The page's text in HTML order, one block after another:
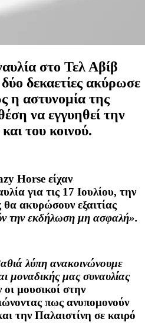
στο Τελ Αβίβ
δεκαετίες ακύρωσε
η αστυνομία της
να εγγυηθεί την
του κοινού.
Horse είχαν
για τις 17 Ιουλίου, την
ακυρώσουν εξαιτίας
την εκδήλωση μη ασφαλή».
λύπη ανακοινώνουμε
μοναδικής μας συναυλίας
μουσικοί στην
πως ανυπομονούν
την Παλαιστίνη σε καιρό